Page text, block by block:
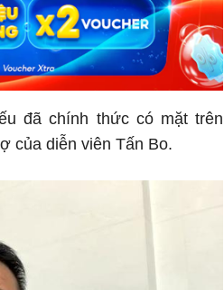
đã chính thức có mặt trên
của diễn viên Tấn Bo.